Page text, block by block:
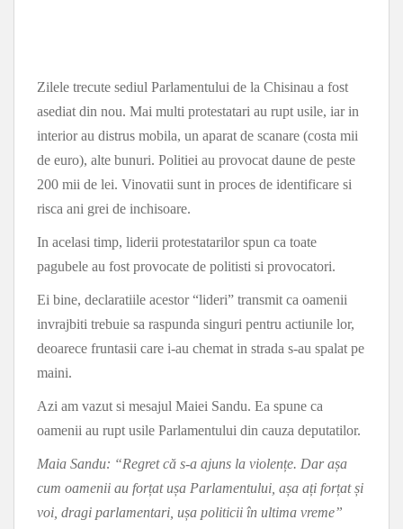
Zilele trecute sediul Parlamentului de la Chisinau a fost
asediat din nou. Mai multi protestatari au rupt usile, iar in
interior au distrus mobila, un aparat de scanare (costa mii
de euro), alte bunuri. Politiei au provocat daune de peste
200 mii de lei. Vinovatii sunt in proces de identificare si
risca ani grei de inchisoare.
In acelasi timp, liderii protestatarilor spun ca toate
pagubele au fost provocate de politisti si provocatori.
Ei bine, declaratiile acestor “lideri” transmit ca oamenii
invrajbiti trebuie sa raspunda singuri pentru actiunile lor,
deoarece fruntasii care i-au chemat in strada s-au spalat pe
maini.
Azi am vazut si mesajul Maiei Sandu. Ea spune ca
oamenii au rupt usile Parlamentului din cauza deputatilor.
Maia Sandu: “Regret că s-a ajuns la violențe. Dar așa
cum oamenii au forțat ușa Parlamentului, așa ați forțat și
voi, dragi parlamentari, ușa politicii în ultima vreme”